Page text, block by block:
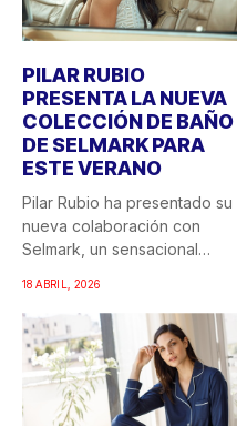
PILAR RUBIO
PRESENTA LA NUEVA
COLECCIÓN DE BAÑO
DE SELMARK PARA
ESTE VERANO
Pilar Rubio ha presentado su
nueva colaboración con
Selmark, un sensacional
18 ABRIL, 2026